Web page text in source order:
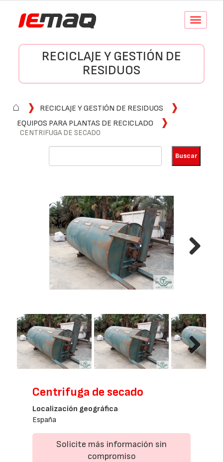
Conmutar
RECICLAJE Y GESTIÓN DE
RESIDUOS
⌂
RECICLAJE Y GESTIÓN DE RESIDUOS
EQUIPOS PARA PLANTAS DE RECICLADO
CENTRIFUGA DE SECADO
Next
Centrifuga de secado
Localización geográfica
España
Solicite más información sin
compromiso